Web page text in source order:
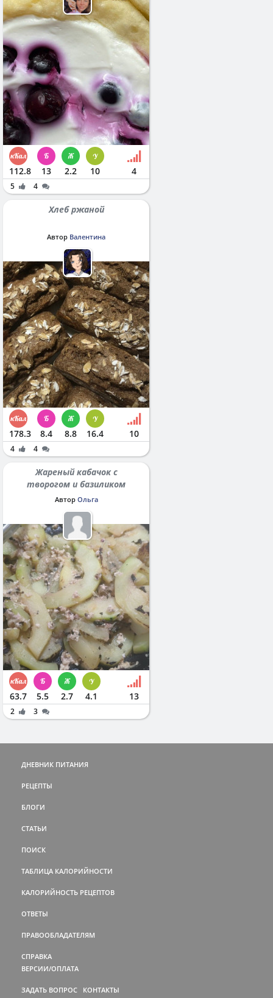
112.8 13 2.2 10 4
5 4
Хлеб ржаной
Автор Валентина
178.3 8.4 8.8 16.4 10
4 4
Жареный кабачок с
творогом и базиликом
Автор Ольга
63.7 5.5 2.7 4.1 13
2 3
ДНЕВНИК ПИТАНИЯ
РЕЦЕПТЫ
БЛОГИ
СТАТЬИ
ПОИСК
ТАБЛИЦА КАЛОРИЙНОСТИ
КАЛОРИЙНОСТЬ РЕЦЕПТОВ
ОТВЕТЫ
ПРАВООБЛАДАТЕЛЯМ
СПРАВКА
ВЕРСИИ/ОПЛАТА
ЗАДАТЬ ВОПРОС КОНТАКТЫ